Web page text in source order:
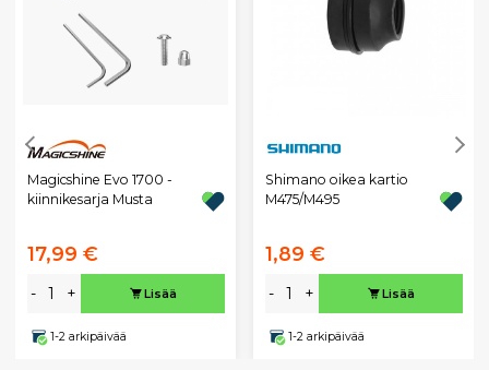
Magicshine Evo 1700 -
kiinnikesarja Musta
17,99 €
- + Lisää
1-2 arkipäivää
Shimano oikea kartio
M475/M495
1,89 €
- + Lisää
1-2 arkipäivää